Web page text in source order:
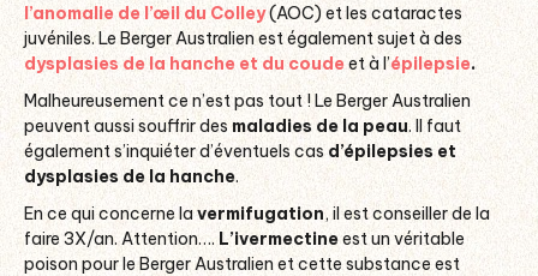
l’anomalie de l’œil du Colley(AOC) et les cataractes
juvéniles. Le Berger Australien est également sujet à des
dysplasies de la hanche et du coudeet à l’épilepsie.
Malheureusement ce n’est pas tout ! Le Berger Australien
peuvent aussi souffrir des maladies de la peau. Il faut
également s’inquiéter d’éventuels cas d’épilepsies et
dysplasies de la hanche.
En ce qui concerne lavermifugation, il est conseiller de la
faire 3X/an. Attention…. L’ivermectineest un véritable
poison pour le Berger Australien et cette substance est